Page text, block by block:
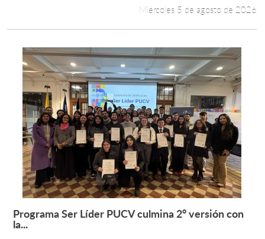
Miércoles 5 de agosto de 2026
Leer más +
Programa Ser Líder PUCV culmina 2° versión con
la...